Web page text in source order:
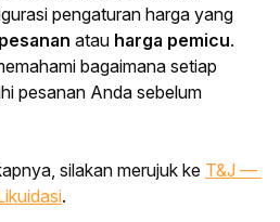
pengaturan harga yang
atau harga pemicu.
bagaimana setiap
pesanan Anda sebelum
silakan merujuk ke T&J —
.